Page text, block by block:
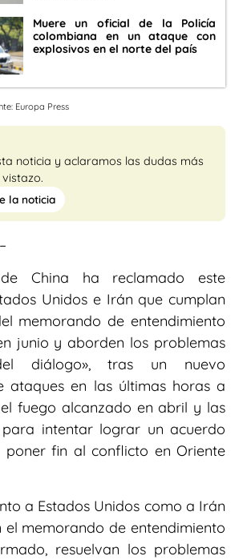
Muere un oficial de la Policía
colombiana en un ataque con
explosivos en el norte del país
Europa Press
noticia y aclaramos las dudas más
la noticia
China ha reclamado este
Unidos e Irán que cumplan
memorando de entendimiento
junio y aborden los problemas
diálogo», tras un nuevo
ataques en las últimas horas a
fuego alcanzado en abril y las
para intentar lograr un acuerdo
fin al conflicto en Oriente
a Estados Unidos como a Irán
el memorando de entendimiento
resuelvan los problemas